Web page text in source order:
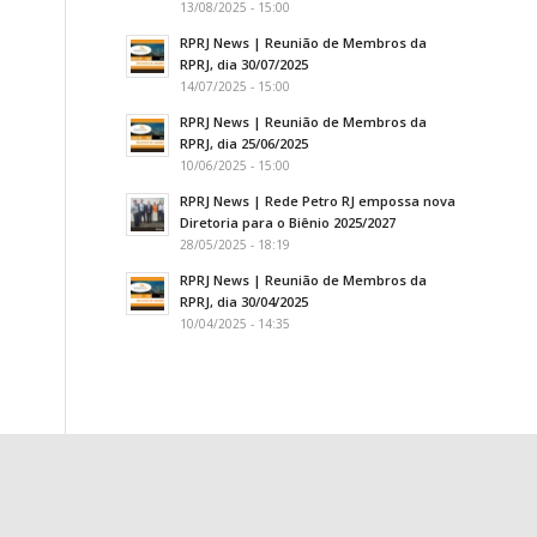
13/08/2025 - 15:00
RPRJ News | Reunião de Membros da
RPRJ, dia 30/07/2025
14/07/2025 - 15:00
RPRJ News | Reunião de Membros da
RPRJ, dia 25/06/2025
10/06/2025 - 15:00
RPRJ News | Rede Petro RJ empossa nova
Diretoria para o Biênio 2025/2027
28/05/2025 - 18:19
RPRJ News | Reunião de Membros da
RPRJ, dia 30/04/2025
10/04/2025 - 14:35